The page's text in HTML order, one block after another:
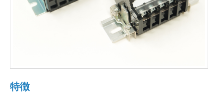
東朋テクノロジーサイトへ
特徴